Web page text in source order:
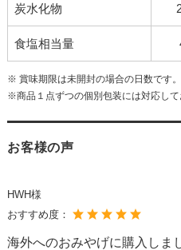
炭水化物
食塩相当量
※ 賞味期限は未開封の場合の日数です。
※商品１点ずつの個別包装には対応して
お客様の声
HWH様
おすすめ度：
海外へのおみやげに購入しま